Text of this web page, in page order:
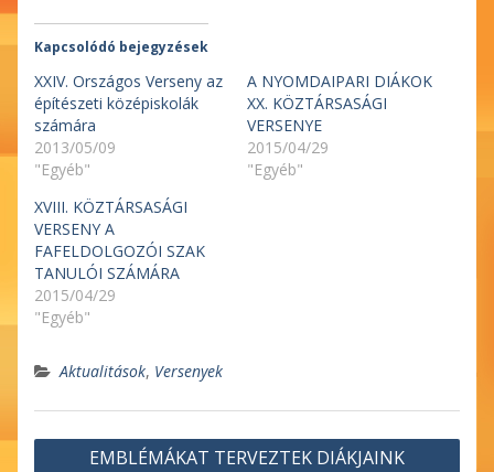
Kapcsolódó bejegyzések
XXIV. Országos Verseny az
építészeti középiskolák
számára
2013/05/09
"Egyéb"
A NYOMDAIPARI DIÁKOK
XX. KÖZTÁRSASÁGI
VERSENYE
2015/04/29
"Egyéb"
XVIII. KÖZTÁRSASÁGI
VERSENY A
FAFELDOLGOZÓI SZAK
TANULÓI SZÁMÁRA
2015/04/29
"Egyéb"
Aktualitások, Versenyek
BejegyzésEMBLÉMÁKAT TERVEZTEK DIÁKJAINK